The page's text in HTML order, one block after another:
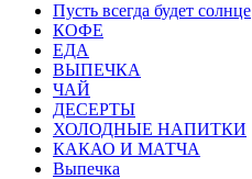
Пусть всегда будет солнце
КОФЕ
ЕДА
ВЫПЕЧКА
ЧАЙ
ДЕСЕРТЫ
ХОЛОДНЫЕ НАПИТКИ
КАКАО И МАТЧА
Выпечка